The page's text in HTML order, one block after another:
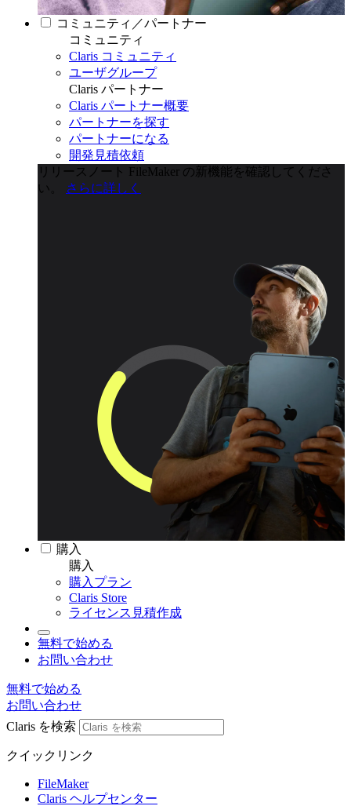
コミュニティ／パートナー
コミュニティ
Claris コミュニティ
ユーザグループ
Claris パートナー
Claris パートナー概要
パートナーを探す
パートナーになる
開発見積依頼
リリースノート
FileMaker の新機能を確認してくださ
い。
さらに詳しく
購入
購入
購入プラン
Claris Store
ライセンス見積作成
無料で始める
お問い合わせ
無料で始める
お問い合わせ
Claris を検索
クイックリンク
FileMaker
Claris ヘルプセンター